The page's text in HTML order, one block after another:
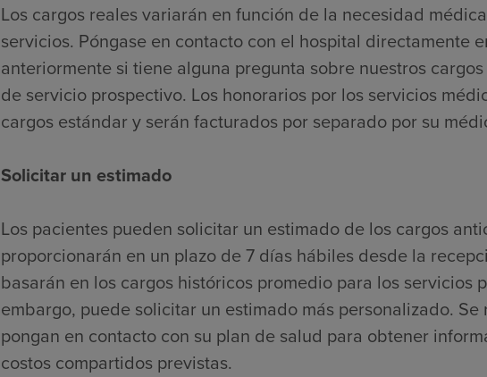
Los cargos reales variarán en función de la necesidad
servicios. Póngase en contacto con el hospital directamente
anteriormente si tiene alguna pregunta sobre nuestros
de servicio prospectivo. Los honorarios por los servicios
cargos estándar y serán facturados por separado por su
Solicitar un estimado
Los pacientes pueden solicitar un estimado de los cargos
proporcionarán en un plazo de 7 días hábiles desde la
basarán en los cargos históricos promedio para los servicios
embargo, puede solicitar un estimado más personalizado.
pongan en contacto con su plan de salud para obtener
costos compartidos previstas.